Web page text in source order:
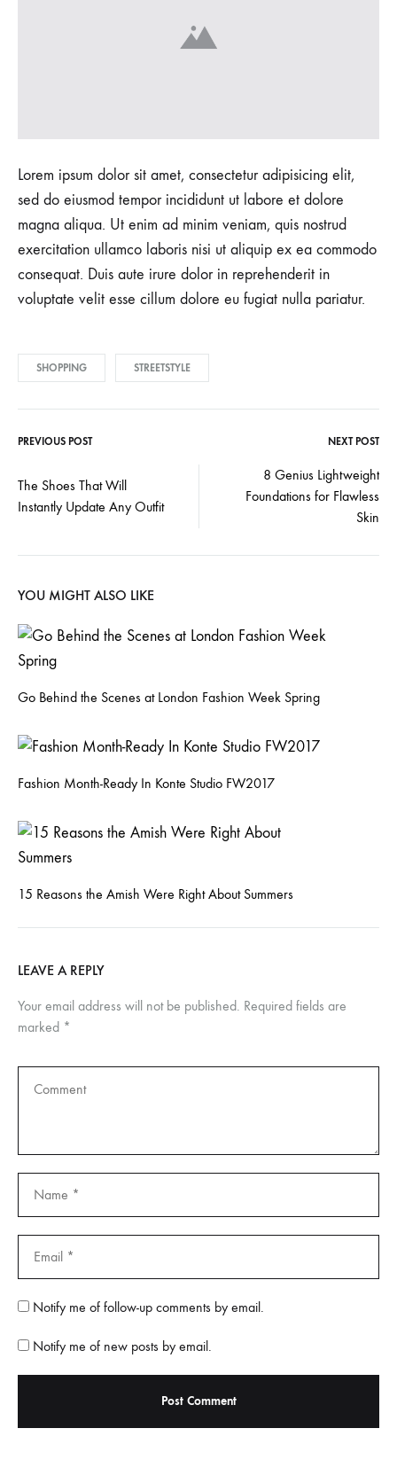
Lorem ipsum dolor sit amet, consectetur adipisicing elit,
sed do eiusmod tempor incididunt ut labore et dolore
magna aliqua. Ut enim ad minim veniam, quis nostrud
exercitation ullamco laboris nisi ut aliquip ex ea commodo
consequat. Duis aute irure dolor in reprehenderit in
voluptate velit esse cillum dolore eu fugiat nulla pariatur.
SHOPPING STREETSTYLE
navigation
PREVIOUS POST NEXT POST
The Shoes That Will
Instantly Update Any Outfit
8 Genius Lightweight
Foundations for Flawless
Skin
YOU MIGHT ALSO LIKE
Go Behind the Scenes at London Fashion Week Spring
Fashion Month-Ready In Konte Studio FW2017
15 Reasons the Amish Were Right About Summers
LEAVE A REPLY
Your email address will not be published. Required fields are
marked *
Notify me of follow-up comments by email.
Notify me of new posts by email.